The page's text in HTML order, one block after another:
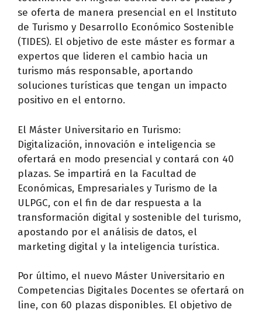
se oferta de manera presencial en el Instituto
de Turismo y Desarrollo Económico Sostenible
(TIDES). El objetivo de este máster es formar a
expertos que lideren el cambio hacia un
turismo más responsable, aportando
soluciones turísticas que tengan un impacto
positivo en el entorno.
El Máster Universitario en Turismo:
Digitalización, innovación e inteligencia se
ofertará en modo presencial y contará con 40
plazas. Se impartirá en la Facultad de
Económicas, Empresariales y Turismo de la
ULPGC, con el fin de dar respuesta a la
transformación digital y sostenible del turismo,
apostando por el análisis de datos, el
marketing digital y la inteligencia turística.
Por último, el nuevo Máster Universitario en
Competencias Digitales Docentes se ofertará on
line, con 60 plazas disponibles. El objetivo de